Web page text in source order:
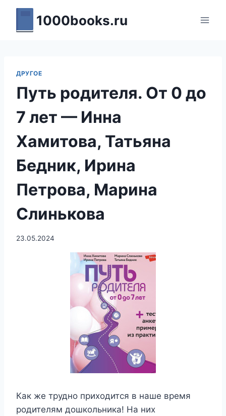
Перейти
содержимому
1000books.ru
ДРУГОЕ
Путь родителя. От 0 до
7 лет — Инна
Хамитова, Татьяна
Бедник, Ирина
Петрова, Марина
Слинькова
23.05.2024
Как же трудно приходится в наше время
родителям дошкольника! На них